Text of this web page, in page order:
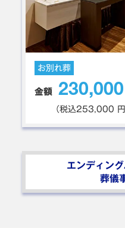
御世話になり誠に有難う
をして頂いてよかったと
迎えましたが、元気な頃
と思っております。
大阪市鶴見区
台所も家にいるように使
を取らせていただきまし
お別れ葬
金額 230,000
（税込253,000 円
エンディン
葬儀